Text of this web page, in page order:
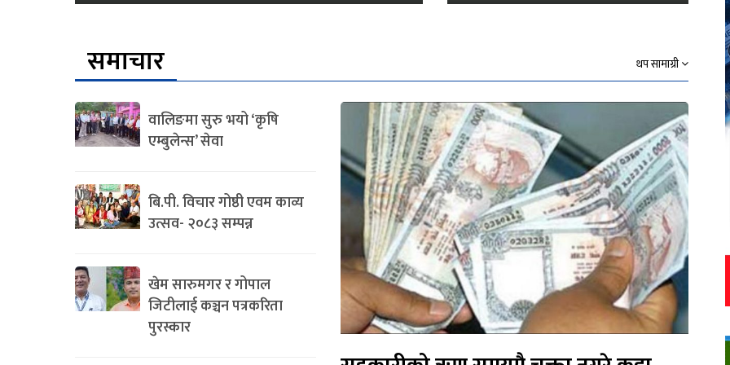
समाचार थप सामाग्री
वालिङमा सुरु भयो ‘कृषि
एम्बुलेन्स’ सेवा
बि.पी. विचार गोष्ठी एवम काव्य
उत्सव- २०८३ सम्पन्न
खेम सारुमगर र गोपाल
जिटीलाई कञ्चन पत्रकरिता
पुरस्कार